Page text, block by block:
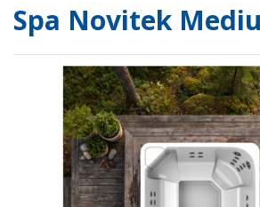
Spa Novitek